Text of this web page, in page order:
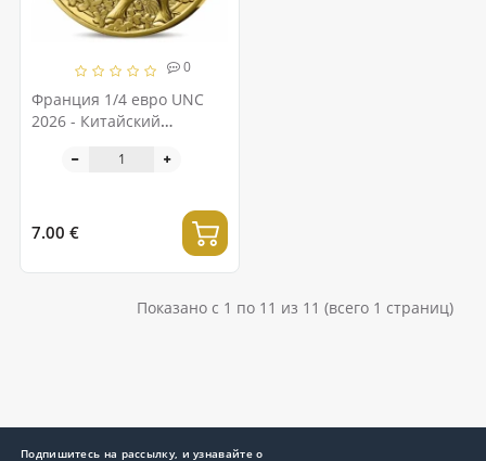
0
Франция 1/4 евро UNC
2026 - Китайский
7.00 €
Показано с 1 по 11 из 11 (всего 1 страниц)
Подпишитесь на рассылку, и узнавайте о